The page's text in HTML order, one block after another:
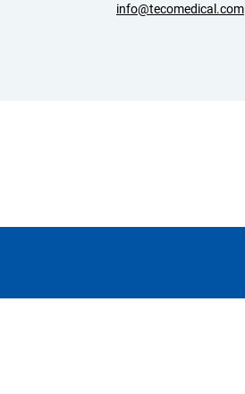
info@tecomedical.com